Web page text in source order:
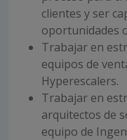
clientes y ser
oportunidades
Trabajar en
equipos de
Hyperescalers.
Trabajar en
arquitectos de
equipo de